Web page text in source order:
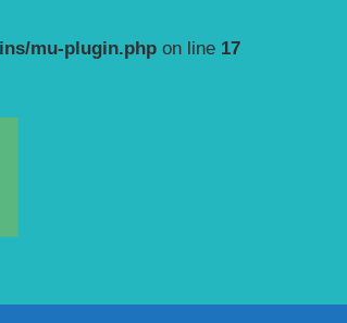
mu-plugin.php on line 17